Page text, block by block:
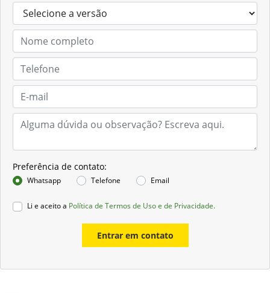
Preferência de contato:
Whatsapp Telefone Email
Li e aceito a Política de Termos de Uso e de Privacidade.
Entrar em contato